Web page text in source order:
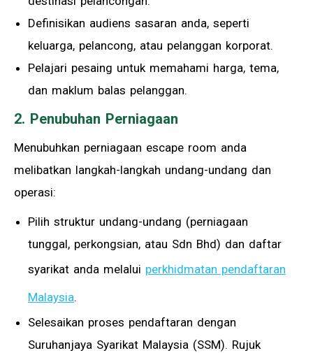
Definisikan audiens sasaran anda, seperti
keluarga, pelancong, atau pelanggan korporat.
Pelajari pesaing untuk memahami harga, tema,
dan maklum balas pelanggan.
2. Penubuhan Perniagaan
Menubuhkan perniagaan escape room anda
melibatkan langkah-langkah undang-undang dan
operasi:
Pilih struktur undang-undang (perniagaan
tunggal, perkongsian, atau Sdn Bhd) dan daftar
syarikat anda melalui perkhidmatan pendaftaran
Malaysia.
Selesaikan proses pendaftaran dengan
Suruhanjaya Syarikat Malaysia (SSM). Rujuk